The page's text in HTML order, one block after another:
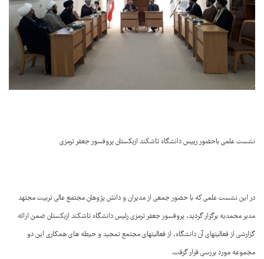
نشست علمی باحضور رییس دانشگاه تاشکند ازبکستان پروفسور جعفر ترمزی
در این نشست علمی که با حضور جمعی از مدیران و دانش پژوهان مجتمع عالی تربیت مجتهد
مدیر محمدیه برگزار گردید، پروفسور جعفر ترمزی رئیس دانشگاه تاشکند ازبکستان ضمن ارائه
گزارشی از فعالیتهای آن دانشگاه، از فعالیتهای مجتمع تمجید و حیطه های همکاری این دو
مجموعه مورد بررسی قرار گرفت.